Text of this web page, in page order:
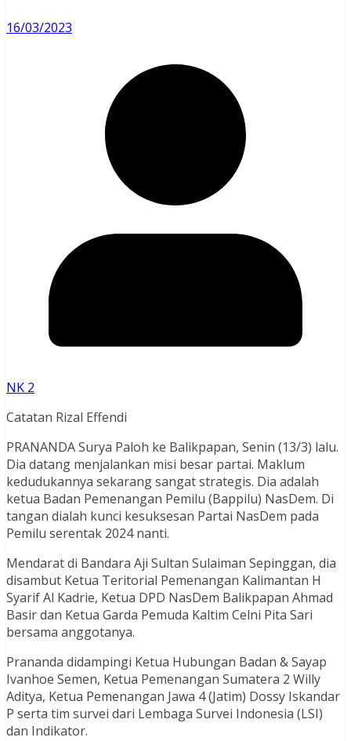
16/03/2023
NK 2
Catatan Rizal Effendi
PRANANDA Surya Paloh ke Balikpapan, Senin (13/3) lalu.
Dia datang menjalankan misi besar partai. Maklum
kedudukannya sekarang sangat strategis. Dia adalah
ketua Badan Pemenangan Pemilu (Bappilu) NasDem. Di
tangan dialah kunci kesuksesan Partai NasDem pada
Pemilu serentak 2024 nanti.
Mendarat di Bandara Aji Sultan Sulaiman Sepinggan, dia
disambut Ketua Teritorial Pemenangan Kalimantan H
Syarif Al Kadrie, Ketua DPD NasDem Balikpapan Ahmad
Basir dan Ketua Garda Pemuda Kaltim Celni Pita Sari
bersama anggotanya.
Prananda didampingi Ketua Hubungan Badan & Sayap
Ivanhoe Semen, Ketua Pemenangan Sumatera 2 Willy
Aditya, Ketua Pemenangan Jawa 4 (Jatim) Dossy Iskandar
P serta tim survei dari Lembaga Survei Indonesia (LSI)
dan Indikator.